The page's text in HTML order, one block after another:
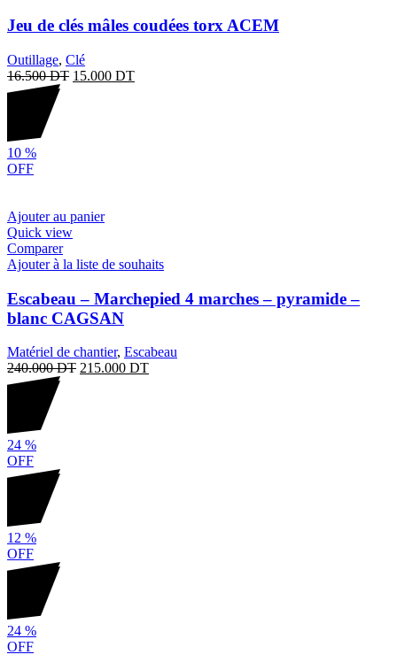
Jeu de clés mâles coudées torx ACEM
Outillage, Clé
16.500DT 15.000 DT
10 %
OFF
Ajouter au panier
Quick view
Comparer
Ajouter à la liste de souhaits
Escabeau – Marchepied 4 marches – pyramide –
blanc CAGSAN
Matériel de chantier, Escabeau
240.000DT 215.000 DT
24 %
OFF
12 %
OFF
24 %
OFF